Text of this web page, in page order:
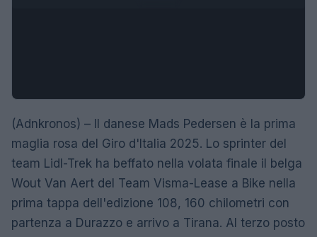
(Adnkronos) – Il danese Mads Pedersen è la prima
maglia rosa del Giro d'Italia 2025. Lo sprinter del
team Lidl-Trek ha beffato nella volata finale il belga
Wout Van Aert del Team Visma-Lease a Bike nella
prima tappa dell'edizione 108, 160 chilometri con
partenza a Durazzo e arrivo a Tirana. Al terzo posto